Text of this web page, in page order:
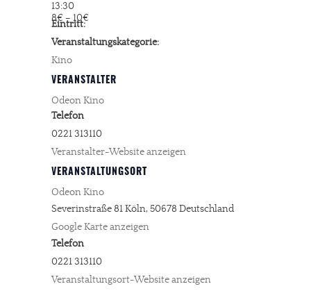
13:30
Eintritt:
8€ – 10€
Veranstaltungskategorie:
Kino
VERANSTALTUNGSORT
Odeon Kino
Severinstraße 81Köln, 50678 Deutschland
Google Karte anzeigen
Telefon
0221 313110
Veranstaltungsort-Website anzeigen
VERANSTALTER
Odeon Kino
Telefon
0221 313110
Veranstalter-Website anzeigen